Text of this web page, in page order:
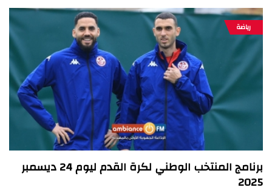
رياضة
برنامج المنتخب الوطني لكرة القدم ليوم 24 ديسمبر
2025